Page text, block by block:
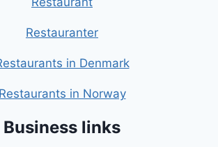
Restauranter
in Denmark
Restaurants in Norway
Business links